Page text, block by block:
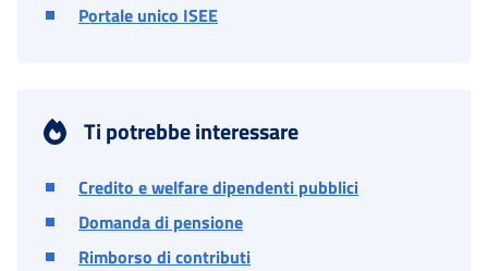
Portale unico ISEE
Ti potrebbe interessare
Credito e welfare dipendenti pubblici
Domanda di pensione
Rimborso di contributi